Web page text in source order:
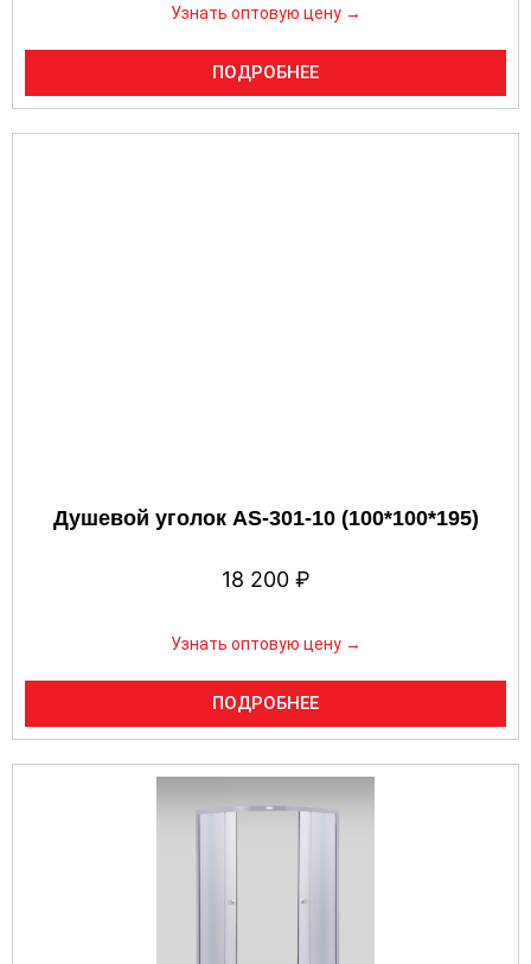
Узнать оптовую цену →
ПОДРОБНЕЕ
Душевой уголок AS-301-10 (100*100*195)
18 200 ₽
Узнать оптовую цену →
ПОДРОБНЕЕ